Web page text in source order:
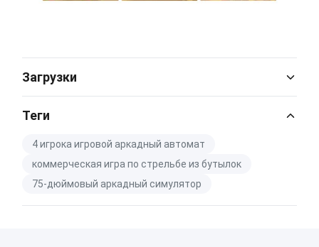
Загрузки
PDF
Теги
4 игрока игровой аркадный автомат
коммерческая игра по стрельбе из бутылок
75-дюймовый аркадный симулятор